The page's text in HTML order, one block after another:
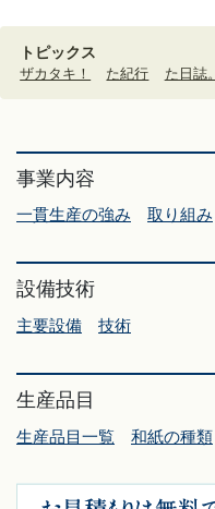
トピックス
ザカタキ！ た紀行 た日誌。
事業内容
一貫生産の強み 取り組み
設備技術
主要設備 技術
生産品目
生産品目一覧 和紙の種類